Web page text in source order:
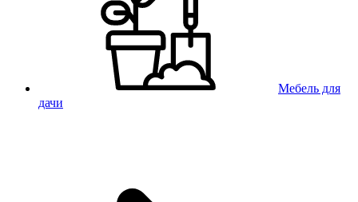
Мебель для
дачи